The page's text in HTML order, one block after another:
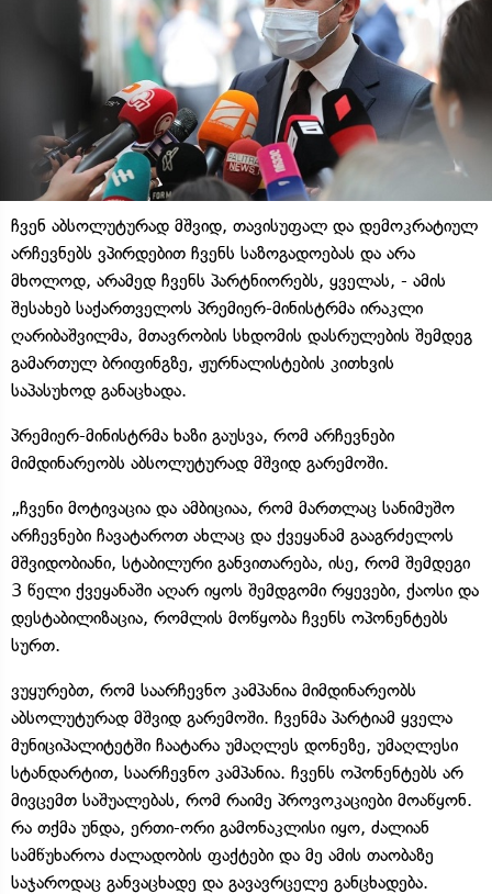
ჩვენ აბსოლუტურად მშვიდ, თავისუფალ და დემოკრატიულ
არჩევნებს ვპირდებით ჩვენს საზოგადოებას და არა
მხოლოდ, არამედ ჩვენს პარტნიორებს, ყველას, - ამის
შესახებ საქართველოს პრემიერ-მინისტრმა ირაკლი
ღარიბაშვილმა, მთავრობის სხდომის დასრულების შემდეგ
გამართულ ბრიფინგზე, ჟურნალისტების კითხვის
საპასუხოდ განაცხადა.
პრემიერ-მინისტრმა ხაზი გაუსვა, რომ არჩევნები
მიმდინარეობს აბსოლუტურად მშვიდ გარემოში.
„ჩვენი მოტივაცია და ამბიციაა, რომ მართლაც სანიმუშო
არჩევნები ჩავატაროთ ახლაც და ქვეყანამ გააგრძელოს
მშვიდობიანი, სტაბილური განვითარება, ისე, რომ შემდეგი
3 წელი ქვეყანაში აღარ იყოს შემდგომი რყევები, ქაოსი და
დესტაბილიზაცია, რომლის მოწყობა ჩვენს ოპონენტებს
სურთ.
ვუყურებთ, რომ საარჩევნო კამპანია მიმდინარეობს
აბსოლუტურად მშვიდ გარემოში. ჩვენმა პარტიამ ყველა
მუნიციპალიტეტში ჩაატარა უმაღლეს დონეზე, უმაღლესი
სტანდარტით, საარჩევნო კამპანია. ჩვენს ოპონენტებს არ
მივცემთ საშუალებას, რომ რაიმე პროვოკაციები მოაწყონ.
რა თქმა უნდა, ერთი-ორი გამონაკლისი იყო, ძალიან
სამწუხაროა ძალადობის ფაქტები და მე ამის თაობაზე
საჯაროდაც განვაცხადე და გავავრცელე განცხადება.